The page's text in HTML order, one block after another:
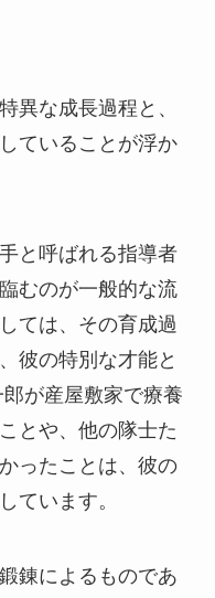
異な成長過程と、
ていることが浮か
と呼ばれる指導者
むのが一般的な流
ては、その育成過
彼の特別な才能と
が産屋敷家で療養
とや、他の隊士た
ったことは、彼の
ています。
錬によるものであ